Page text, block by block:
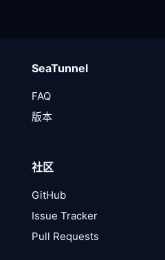
SeaTunnel
FAQ
版本
社区
GitHub
Issue Tracker
Pull Requests